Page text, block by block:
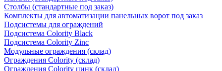
Столбы (стандартные под заказ)
Комплекты для автоматизации панельных ворот под заказ
Подсистемы для ограждений
Подсистема Colority Black
Подсистема Colority Zinc
Модульные ограждения (склад)
Ограждения Colority (склад)
Ограждения Colority цинк (склад)